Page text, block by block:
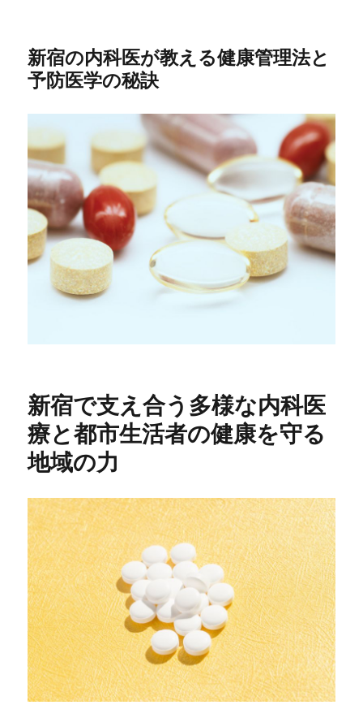
新宿の内科医が教える健康管理法と
予防医学の秘訣
新宿で支え合う多様な内科医
療と都市生活者の健康を守る
地域の力